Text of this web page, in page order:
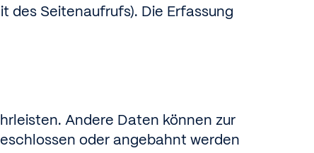
des Seitenaufrufs). Die Erfassung
Andere Daten können zur
oder angebahnt werden